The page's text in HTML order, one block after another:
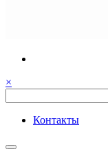
Весёлый
жизни
Семья, общение,
×
Весёлый и здоровый
Контакты